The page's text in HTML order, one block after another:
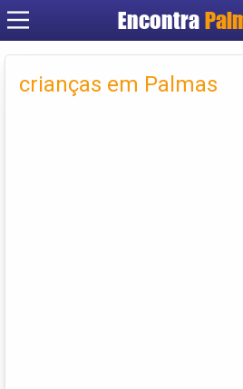
Encontra
Criar conta
crianças em Palmas